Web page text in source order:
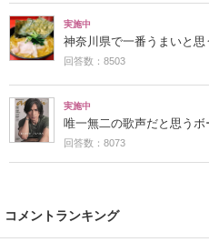
実施中
神奈川県で一番うまいと
回答数：8503
実施中
唯一無二の歌声だと思うボ
回答数：8073
コメントランキング